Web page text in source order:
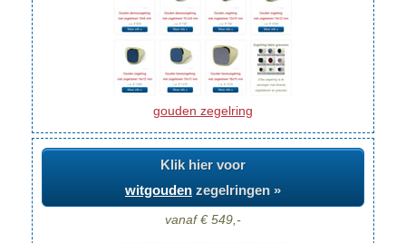
gouden zegelring
Klik hier voor
witgouden zegelringen »
vanaf € 549,-